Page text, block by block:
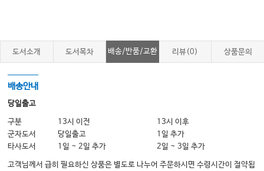
Table 14: 아데노바이러스, 코로나바이러스(2019-nCoV), 에볼라, 엡스타
– 새로운 ARV
Table 15: 수술 예방법
Table 16: 신약 및 기존 약에 대한 소아용 투여 업데이트
Table 17: 신약 및 일부 기존 약에 대한 신장 손상 조정, 업데이트된 비만 투여
도서소개 도서목차 배송/반품/교환 리뷰(0) 상품문의
배송안내
당일출고
구분 13시 이전
13시 이후
군자도서
당일출고
1일 추가
타사도서
1일 ~ 2일 추가 2일 ~ 3일 추가
고객님께서 급히 필요하신 상품은 별도로 나누어 주문하시면 수령시간이 절약됩